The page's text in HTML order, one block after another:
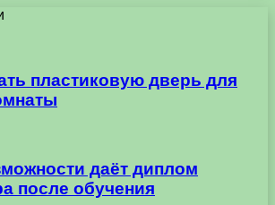
пластиковую дверь для
даёт диплом
после обучения